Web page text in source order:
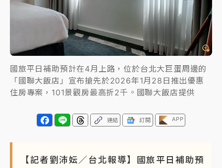
台東農業處長涉圖利渡假村！東檢抗告成功 今重開羈
押庭
父親節泡湯了！中颱白海豚雨彈轟3天 「紅到發紫」降
雨熱區曝
國旅平日補助預計在4月上路，位於台北大巨蛋周邊的
「國聯大飯店」宣布搶先於2026年1月28日推出優惠
住房專案，101景觀房最高折2千。國聯大飯店提供
連結 訂閱 APP
【記者劉沛妘／台北報導】國旅平日補助預